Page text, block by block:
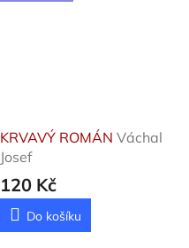
KRVAVÝ ROMÁN Váchal
Josef
120 Kč
Do košíku